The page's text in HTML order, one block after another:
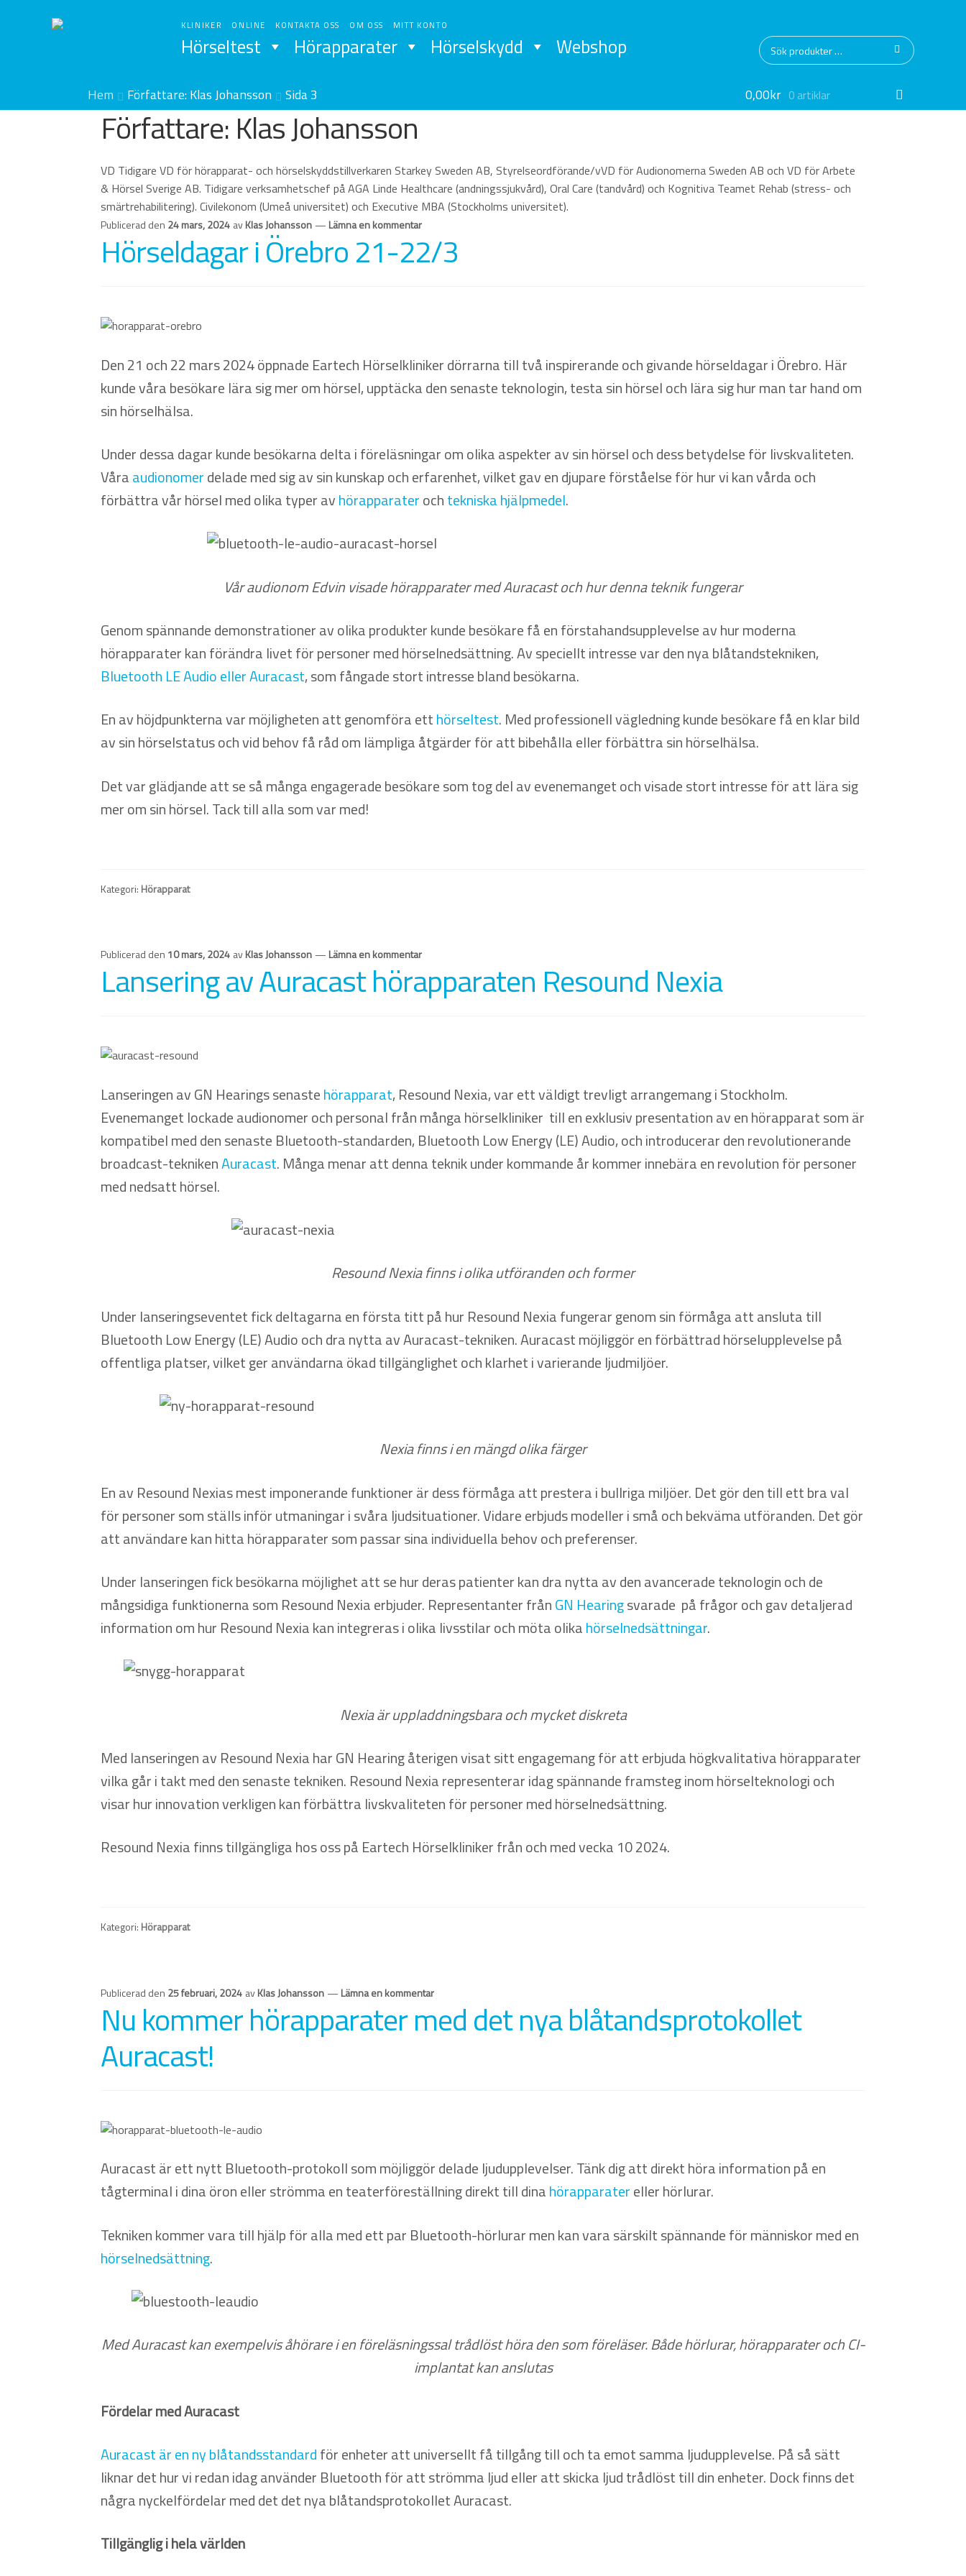
till
till
KLINIKER ONLINE KONTAKTA OSS OM OSS MITT KONTO
Sök
efter:
Sök
Hörseltest Hörapparater Hörselskydd Webshop
0,00kr 0 artiklar
Hem Författare: Klas Johansson Sida 3
Författare: Klas Johansson
VD Tidigare VD för hörapparat- och hörselskyddstillverkaren Starkey Sweden AB, Styrelseordförande/vVD för Audionomerna Sweden AB och VD för Arbete
& Hörsel Sverige AB. Tidigare verksamhetschef på AGA Linde Healthcare (andningssjukvård), Oral Care (tandvård) och Kognitiva Teamet Rehab (stress- och
smärtrehabilitering). Civilekonom (Umeå universitet) och Executive MBA (Stockholms universitet).
Publicerad den 24 mars, 2024 avKlas Johansson — Lämna en kommentar
Hörseldagar i Örebro 21-22/3
Den 21 och 22 mars 2024 öppnade Eartech Hörselkliniker dörrarna till två inspirerande och givande hörseldagar i Örebro. Här
kunde våra besökare lära sig mer om hörsel, upptäcka den senaste teknologin, testa sin hörsel och lära sig hur man tar hand om
sin hörselhälsa.
Under dessa dagar kunde besökarna delta i föreläsningar om olika aspekter av sin hörsel och dess betydelse för livskvaliteten.
Våraaudionomerdelade med sig av sin kunskap och erfarenhet, vilket gav en djupare förståelse för hur vi kan vårda och
förbättra vår hörsel med olika typer avhörapparaterochtekniska hjälpmedel.
Vår audionom Edvin visade hörapparater med Auracast och hur denna teknik fungerar
Genom spännande demonstrationer av olika produkter kunde besökare få en förstahandsupplevelse av hur moderna
hörapparater kan förändra livet för personer med hörselnedsättning. Av speciellt intresse var den nya blåtandstekniken,
Bluetooth LE Audio eller Auracast, som fångade stort intresse bland besökarna.
En av höjdpunkterna var möjligheten att genomföra etthörseltest. Med professionell vägledning kunde besökare få en klar bild
av sin hörselstatus och vid behov få råd om lämpliga åtgärder för att bibehålla eller förbättra sin hörselhälsa.
Det var glädjande att se så många engagerade besökare som tog del av evenemanget och visade stort intresse för att lära sig
mer om sin hörsel. Tack till alla som var med!
Kategori: Hörapparat
Publicerad den 10 mars, 2024 avKlas Johansson — Lämna en kommentar
Lansering av Auracast hörapparaten Resound Nexia
Lanseringen av GN Hearings senastehörapparat, Resound Nexia, var ett väldigt trevligt arrangemang i Stockholm.
Evenemanget lockade audionomer och personal från många hörselkliniker till en exklusiv presentation av en hörapparat som är
kompatibel med den senaste Bluetooth-standarden, Bluetooth Low Energy (LE) Audio, och introducerar den revolutionerande
broadcast-teknikenAuracast. Många menar att denna teknik under kommande år kommer innebära en revolution för personer
med nedsatt hörsel.
Resound Nexia finns i olika utföranden och former
Under lanseringseventet fick deltagarna en första titt på hur Resound Nexia fungerar genom sin förmåga att ansluta till
Bluetooth Low Energy (LE) Audio och dra nytta av Auracast-tekniken. Auracast möjliggör en förbättrad hörselupplevelse på
offentliga platser, vilket ger användarna ökad tillgänglighet och klarhet i varierande ljudmiljöer.
Nexia finns i en mängd olika färger
En av Resound Nexias mest imponerande funktioner är dess förmåga att prestera i bullriga miljöer. Det gör den till ett bra val
för personer som ställs inför utmaningar i svåra ljudsituationer. Vidare erbjuds modeller i små och bekväma utföranden. Det gör
att användare kan hitta hörapparater som passar sina individuella behov och preferenser.
Under lanseringen fick besökarna möjlighet att se hur deras patienter kan dra nytta av den avancerade teknologin och de
mångsidiga funktionerna som Resound Nexia erbjuder. Representanter frånGN Hearingsvarade på frågor och gav detaljerad
information om hur Resound Nexia kan integreras i olika livsstilar och möta olikahörselnedsättningar.
Nexia är uppladdningsbara och mycket diskreta
Med lanseringen av Resound Nexia har GN Hearing återigen visat sitt engagemang för att erbjuda högkvalitativa hörapparater
vilka går i takt med den senaste tekniken. Resound Nexia representerar idag spännande framsteg inom hörselteknologi och
visar hur innovation verkligen kan förbättra livskvaliteten för personer med hörselnedsättning.
Resound Nexia finns tillgängliga hos oss på Eartech Hörselkliniker från och med vecka 10 2024.
Kategori: Hörapparat
Publicerad den 25 februari, 2024 avKlas Johansson — Lämna en kommentar
Nu kommer hörapparater med det nya blåtandsprotokollet
Auracast!
Auracast är ett nytt Bluetooth-protokoll som möjliggör delade ljudupplevelser. Tänk dig att direkt höra information på en
tågterminal i dina öron eller strömma en teaterföreställning direkt till dinahörapparatereller hörlurar.
Tekniken kommer vara till hjälp för alla med ett par Bluetooth-hörlurar men kan vara särskilt spännande för människor med en
hörselnedsättning.
Med Auracast kan exempelvis åhörare i en föreläsningssal trådlöst höra den som föreläser. Både hörlurar, hörapparater och CI-
implantat kan anslutas
Fördelar med Auracast
Auracast är en ny blåtandsstandardför enheter att universellt få tillgång till och ta emot samma ljudupplevelse. På så sätt
liknar det hur vi redan idag använder Bluetooth för att strömma ljud eller att skicka ljud trådlöst till din enheter. Dock finns det
några nyckelfördelar med det det nya blåtandsprotokollet Auracast.
Tillgänglig i hela världen